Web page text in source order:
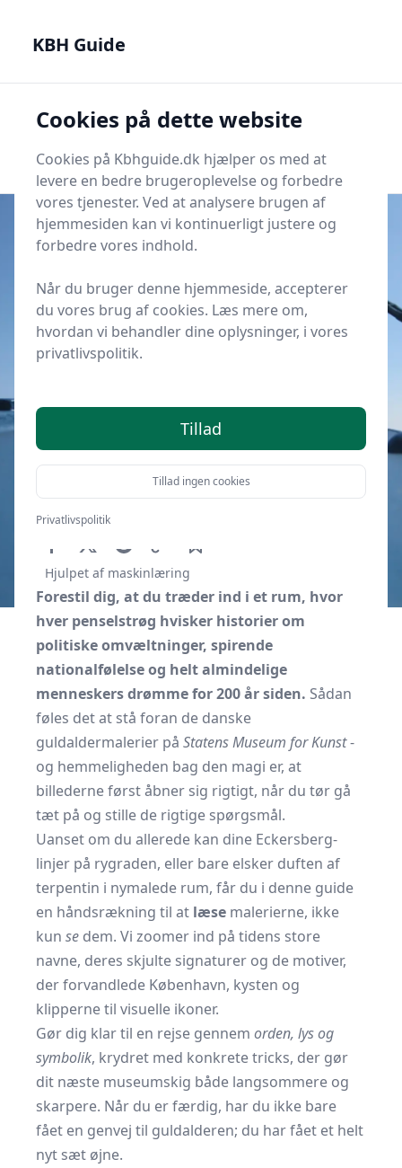
KBH Guide
Start søgning
Sådan tolker du guldaldermalerier
på SMK
Af Kbhguide.dk
Hjulpet af maskinlæring
Forestil dig, at du træder ind i et rum, hvor
hver penselstrøg hvisker historier om
politiske omvæltninger, spirende
nationalfølelse og helt almindelige
menneskers drømme for 200 år siden. Sådan
føles det at stå foran de danske
guldaldermalerier på Statens Museum for Kunst-
og hemmeligheden bag den magi er, at
billederne først åbner sig rigtigt, når du tør gå
tæt på og stille de rigtige spørgsmål.
Uanset om du allerede kan dine Eckersberg-
linjer på rygraden, eller bare elsker duften af
terpentin i nymalede rum, får du i denne guide
en håndsrækning til at læse malerierne, ikke
kun se dem. Vi zoomer ind på tidens store
navne, deres skjulte signaturer og de motiver,
der forvandlede København, kysten og
klipperne til visuelle ikoner.
Gør dig klar til en rejse gennem orden, lys og
symbolik, krydret med konkrete tricks, der gør
dit næste museumskig både langsommere og
skarpere. Når du er færdig, har du ikke bare
fået en genvej til guldalderen; du har fået et helt
nyt sæt øjne.
KBH Guide
Cookies på dette website
Cookies på Kbhguide.dk hjælper os med at
levere en bedre brugeroplevelse og forbedre
vores tjenester. Ved at analysere brugen af
hjemmesiden kan vi kontinuerligt justere og
forbedre vores indhold.
Når du bruger denne hjemmeside, accepterer
du vores brug af cookies. Læs mere om,
hvordan vi behandler dine oplysninger, i vores
privatlivspolitik.
Tillad
Tillad ingen cookies
Privatlivspolitik